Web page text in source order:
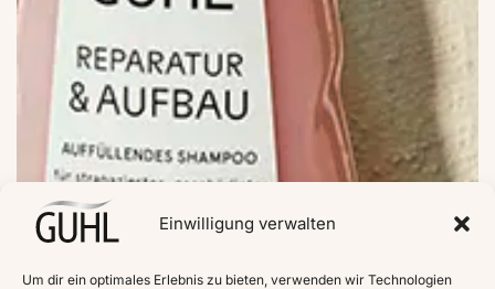
Einwilligung verwalten
Um dir ein optimales Erlebnis zu bieten, verwenden wir Technologien